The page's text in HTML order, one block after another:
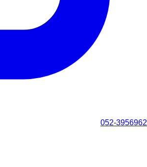
052-3956962